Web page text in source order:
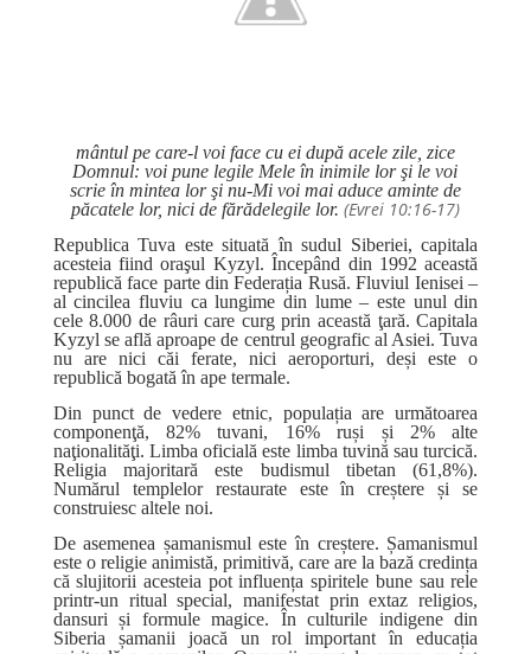
mântul pe care-l voi face cu ei după acele zile, zice
Domnul: voi pune legile Mele în inimile lor şi le voi
scrie în mintea lor şi nu-Mi voi mai aduce aminte de
păcatele lor, nici de fărădelegile lor. (Evrei 10:16-17)
Republica Tuva este situată în sudul Siberiei, capitala
acesteia fiind oraşul Kyzyl. Începând din 1992 această
republică face parte din Federația Rusă. Fluviul Ienisei –
al cincilea fluviu ca lungime din lume – este unul din
cele 8.000 de râuri care curg prin această ţară. Capitala
Kyzyl se află aproape de centrul geografic al Asiei. Tuva
nu are nici căi ferate, nici aeroporturi, deși este o
republică bogată în ape termale.
Din punct de vedere etnic, populația are următoarea
componenţă, 82% tuvani, 16% ruși și 2% alte
naţionalităţi. Limba oficială este limba tuvină sau turcică.
Religia majoritară este budismul tibetan (61,8%).
Numărul templelor restaurate este în creștere și se
construiesc altele noi.
De asemenea șamanismul este în creștere. Șamanismul
este o religie animistă, primitivă, care are la bază credința
că slujitorii acesteia pot influența spiritele bune sau rele
printr-un ritual special, manifestat prin extaz religios,
dansuri și formule magice. În culturile indigene din
Siberia șamanii joacă un rol important în educația